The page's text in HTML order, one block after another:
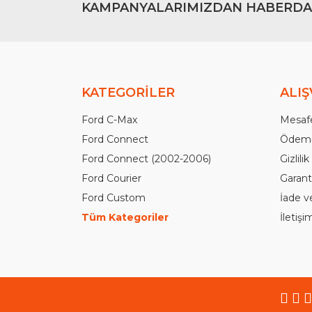
KAMPANYALARIMIZDAN
KATEGORİLER
Ford C-Max
Ford Connect
Ford Connect (2002-2006)
Ford Courier
Ford Custom
Tüm Kategoriler
İade